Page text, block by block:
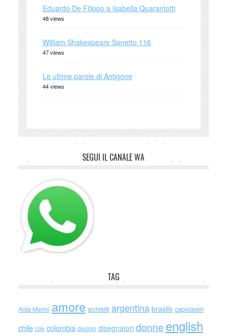
Eduardo De Filippo a Isabella Quarantotti
48 views
William Shakespeare Sonetto 116
47 views
Le ultime parole di Antigone
44 views
SEGUI IL CANALE WA
TAG
Alda Merini amore architetti argentina brasile capolavori
chile cile colombia design disegnatori donne english